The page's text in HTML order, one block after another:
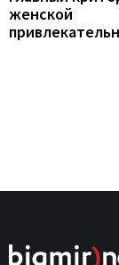
женской